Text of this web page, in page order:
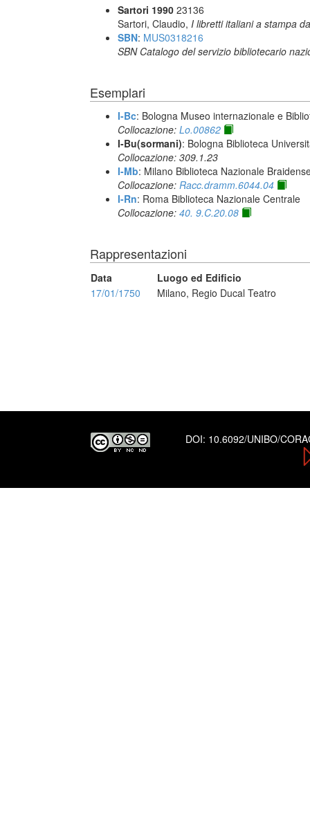
Sartori 1990 23136
Sartori, Claudio, I libretti italiani a stampa
SBN: MUS0318216
SBN Catalogo del servizio bibliotecario
Esemplari
I-Bc: Bologna Museo internazionale e
Collocazione: Lo.00862
I-Bu(sormani): Bologna Biblioteca
Collocazione: 309.1.23
I-Mb: Milano Biblioteca Nazionale
Collocazione: Racc.dramm.6044.04
I-Rn: Roma Biblioteca Nazionale Centrale
Collocazione: 40. 9.C.20.08
Rappresentazioni
Data
Luogo ed Edificio
17/01/1750
Milano, Regio Ducal Teatro
DOI: 10.6092/UNIBO/